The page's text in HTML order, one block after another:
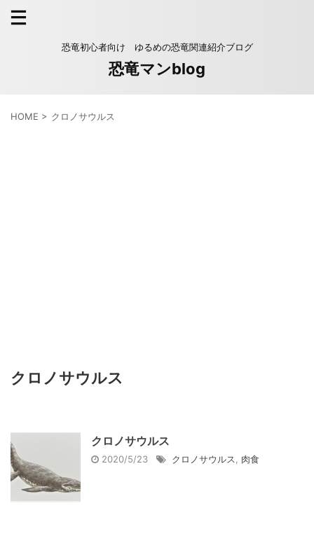
恐竜初心者向け ゆるめの恐竜関連紹介ブログ
恐竜マンblog
HOME > クロノサウルス
クロノサウルス
クロノサウルス
2020/5/23 クロノサウルス 肉食